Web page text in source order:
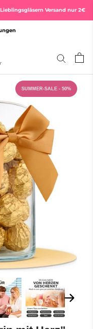
Versand nur 2€
SUMMER-SALE - 50%